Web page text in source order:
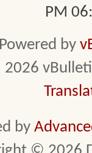
Powered by
by